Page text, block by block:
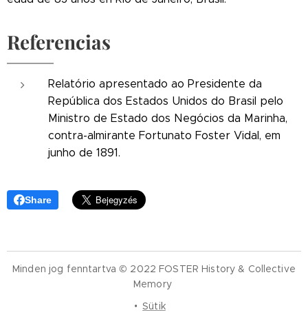
Referencias
Relatório apresentado ao Presidente da
República dos Estados Unidos do Brasil pelo
Ministro de Estado dos Negócios da Marinha,
contra-almirante Fortunato Foster Vidal, em
junho de 1891.
Share
Minden jog fenntartva © 2022 FOSTER History & Collective
Memory
Sütik